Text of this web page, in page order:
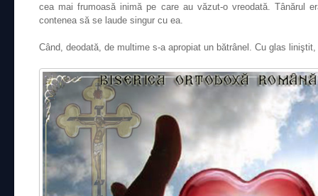
cea mai frumoasă inimă pe care au văzut-o vreodată. Tânărul
contenea să se laude singur cu ea.
Când, deodată, de multime s-a apropiat un bătrânel. Cu glas